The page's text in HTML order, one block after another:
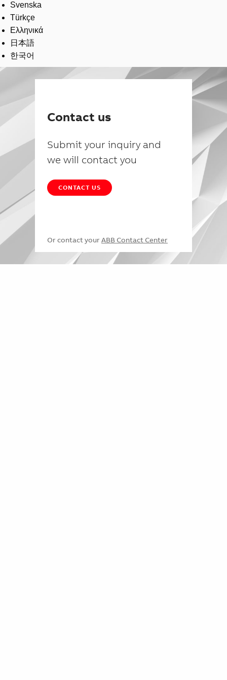
Svenska
Türkçe
Ελληνικά
日本語
한국어
Contact us
Submit your inquiry and
we will contact you
CONTACT US
Or contact your ABB Contact Center